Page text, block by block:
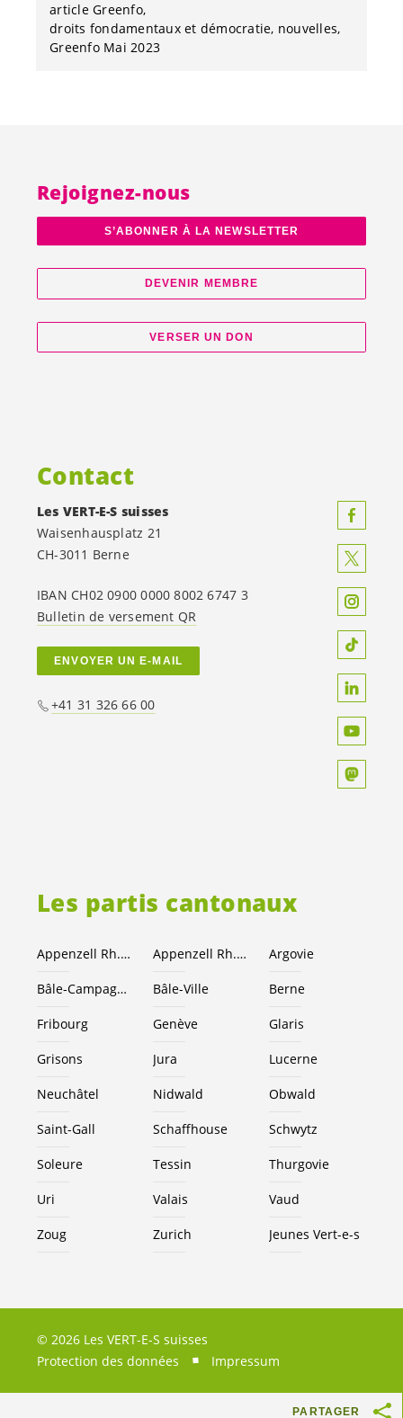
article Greenfo
droits fondamentaux et démocratie nouvelles
Greenfo Mai 2023
PARTAGER
Les partis cantonaux
Appenzell Rh.-Ext. Appenzell Rh.-I. Argovie
Bâle-Campagne Bâle-Ville Berne
Fribourg Genève Glaris
Grisons Jura Lucerne
Neuchâtel Nidwald Obwald
Saint-Gall Schaffhouse Schwytz
Soleure Tessin Thurgovie
Uri Valais Vaud
Zoug Zurich Jeunes Vert-e-s
Rejoignez-nous
S’ABONNER À LA NEWSLETTER
DEVENIR MEMBRE
VERSER UN DON
Contact
Les VERT-E-S suisses
Waisenhausplatz 21
CH-3011 Berne
IBAN CH02 0900 0000 8002 6747 3
Bulletin de versement QR
ENVOYER UN E-MAIL
+41 31 326 66 00
© 2026 Les VERT-E-S suisses
Protection des données
Impressum